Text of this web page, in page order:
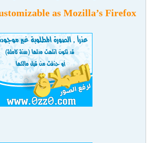
as Mozilla’s Firefox